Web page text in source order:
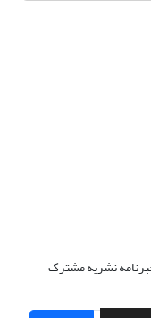
نشریه مشترک